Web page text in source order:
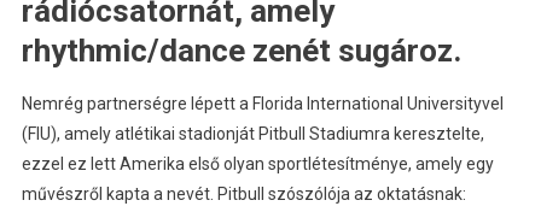
rádiócsatornát, amely
rhythmic/dance zenét sugároz.
Nemrég partnerségre lépett a Florida International Universityvel
(FIU), amely atlétikai stadionját Pitbull Stadiumra keresztelte,
ezzel ez lett Amerika első olyan sportlétesítménye, amely egy
művészről kapta a nevét. Pitbull szószólója az oktatásnak: